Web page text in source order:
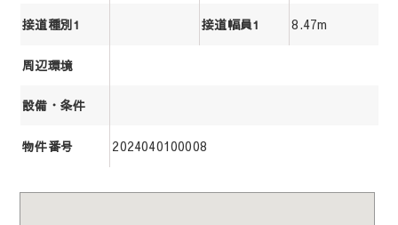
接道種別1 接道幅員1 8.47m
周辺環境
設備・条件
物件番号 2024040100008